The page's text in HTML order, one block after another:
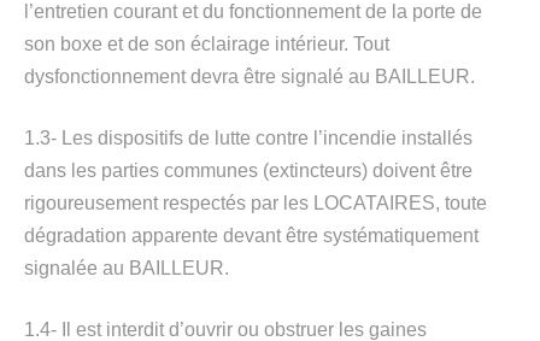
l’entretien courant et du fonctionnement de la porte de
son boxe et de son éclairage intérieur. Tout
dysfonctionnement devra être signalé au BAILLEUR.
1.3- Les dispositifs de lutte contre l’incendie installés
dans les parties communes (extincteurs) doivent être
rigoureusement respectés par les LOCATAIRES, toute
dégradation apparente devant être systématiquement
signalée au BAILLEUR.
1.4- Il est interdit d’ouvrir ou obstruer les gaines